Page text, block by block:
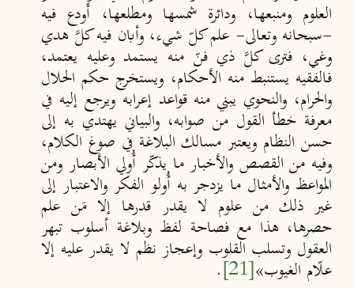
العلوم ومنبعها، ودائرة شمسها ومطلعها، أَودع فيه
-سبحانه وتعالى- علم كلّ شيء، وأبان فيه كلَّ هدي
وغي، فترى كلَّ ذي فنّ منه يستمد وعليه يعتمد،
فالفقيه يستنبط منه الأحكام، ويستخرج حكم الحلال
والحرام، والنحوي يبني منه قواعد إعرابه ويرجع إليه في
معرفة خطأ القول من صوابه، والبياني يهتدي به إلى
حسن النظام ويعتبر مسالك البلاغة في صوغ الكلام،
وفيه من القصص والأخبار ما يذكّر أُولي الأبصار ومن
المواعظ والأمثال ما يزدجر به أُولو الفكر ‌والاعتبار ‌إلى
‌غير ‌ذلك ‌من ‌علوم ‌لا ‌يقدر ‌قدرها إلا مَن علم
حصرها، هذا مع فصاحة لفظ وبلاغة أسلوب تبهر
العقول وتسلب القلوب وإعجاز نظم لا يقدر عليه إلا
علّام الغيوب»[21]
.